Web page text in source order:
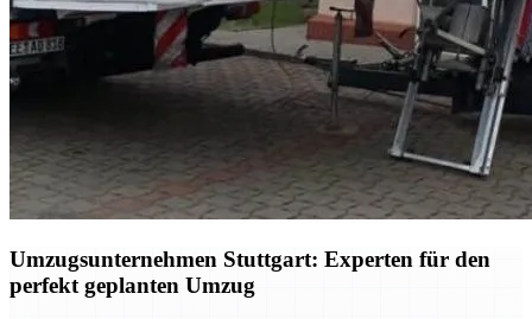
Umzugsunternehmen Stuttgart: Experten für den
perfekt geplanten Umzug